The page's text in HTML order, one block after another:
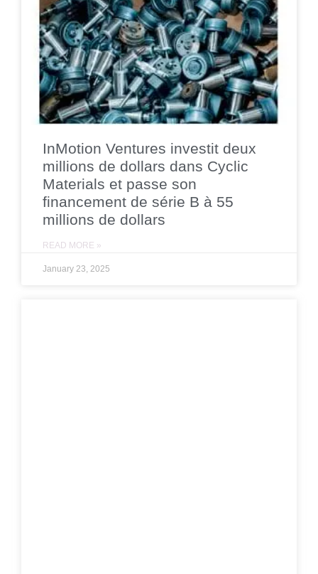
InMotion Ventures investit deux
millions de dollars dans Cyclic
Materials et passe son
financement de série B à 55
millions de dollars
READ MORE »
January 23, 2025